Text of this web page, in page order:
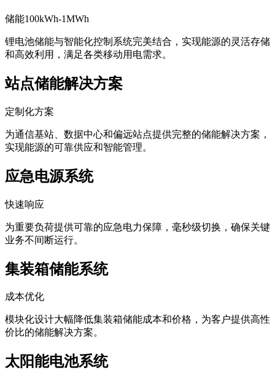
储能100kWh-1MWh
锂电池储能与智能化控制系统完美结合，实现能源的灵活存储
和高效利用，满足各类移动用电需求。
站点储能解决方案
定制化方案
为通信基站、数据中心和偏远站点提供完整的储能解决方案，
实现能源的可靠供应和智能管理。
应急电源系统
快速响应
为重要负荷提供可靠的应急电力保障，毫秒级切换，确保关键
业务不间断运行。
集装箱储能系统
成本优化
模块化设计大幅降低集装箱储能成本和价格，为客户提供高性
价比的储能解决方案。
太阳能电池系统